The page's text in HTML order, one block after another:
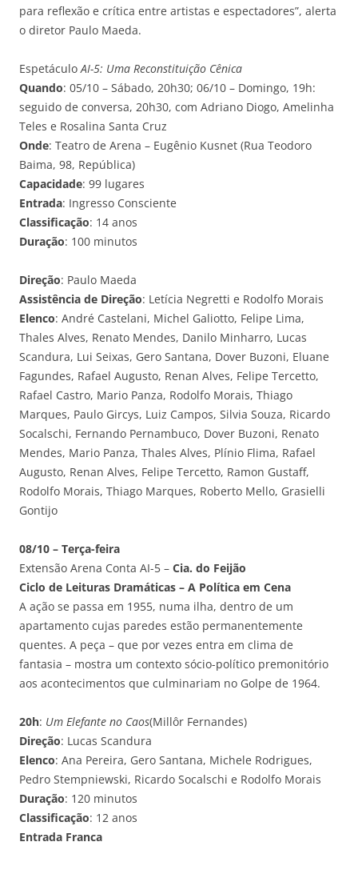
para reflexão e crítica entre artistas e espectadores”, alerta
o diretor Paulo Maeda.
Espetáculo AI-5: Uma Reconstituição Cênica
Quando: 05/10 – Sábado, 20h30; 06/10 – Domingo, 19h:
seguido de conversa, 20h30, com Adriano Diogo, Amelinha
Teles e Rosalina Santa Cruz
Onde: Teatro de Arena – Eugênio Kusnet (Rua Teodoro
Baima, 98, República)
Capacidade: 99 lugares
Entrada: Ingresso Consciente
Classificação: 14 anos
Duração: 100 minutos
Direção: Paulo Maeda
Assistência de Direção: Letícia Negretti e Rodolfo Morais
Elenco: André Castelani, Michel Galiotto, Felipe Lima,
Thales Alves, Renato Mendes, Danilo Minharro, Lucas
Scandura, Lui Seixas, Gero Santana, Dover Buzoni, Eluane
Fagundes, Rafael Augusto, Renan Alves, Felipe Tercetto,
Rafael Castro, Mario Panza, Rodolfo Morais, Thiago
Marques, Paulo Gircys, Luiz Campos, Silvia Souza, Ricardo
Socalschi, Fernando Pernambuco, Dover Buzoni, Renato
Mendes, Mario Panza, Thales Alves, Plínio Flima, Rafael
Augusto, Renan Alves, Felipe Tercetto, Ramon Gustaff,
Rodolfo Morais, Thiago Marques, Roberto Mello, Grasielli
Gontijo
08/10 – Terça-feira
Extensão Arena Conta AI-5 – Cia. do Feijão
Ciclo de Leituras Dramáticas – A Política em Cena
A ação se passa em 1955, numa ilha, dentro de um
apartamento cujas paredes estão permanentemente
quentes. A peça – que por vezes entra em clima de
fantasia – mostra um contexto sócio-político premonitório
aos acontecimentos que culminariam no Golpe de 1964.
20h: Um Elefante no Caos(Millôr Fernandes)
Direção: Lucas Scandura
Elenco: Ana Pereira, Gero Santana, Michele Rodrigues,
Pedro Stempniewski, Ricardo Socalschi e Rodolfo Morais
Duração: 120 minutos
Classificação: 12 anos
Entrada Franca